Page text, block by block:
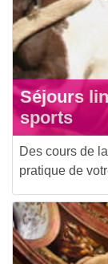
Séjours
sports
Des cours de
pratique de